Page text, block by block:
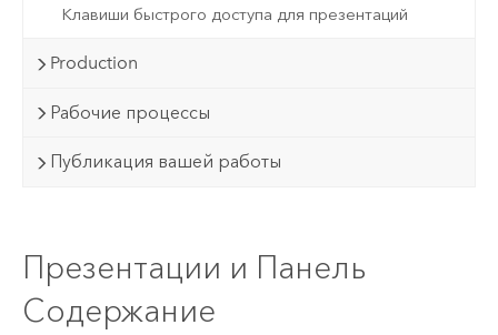
Клавиши быстрого доступа для презентаций
Production
Рабочие процессы
Публикация вашей работы
Презентации и Панель
Содержание